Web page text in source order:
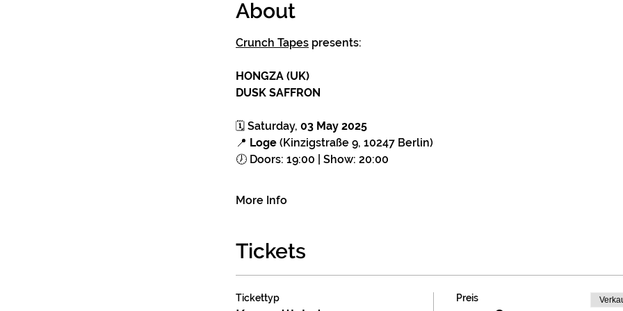
About
Crunch Tapes presents:
HONGZA (UK)
DUSK SAFFRON
🗓️ Saturday, 03 May 2025
📍 Loge (Kinzigstraße 9, 10247 Berlin)
🕖 Doors: 19:00 | Show: 20:00
More Info
Tickets
Tickettyp Preis